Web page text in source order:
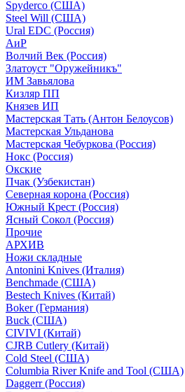
Spyderco (США)
Steel Will (США)
Ural EDC (Россия)
АиР
Волчий Век (Россия)
Златоуст "Оружейникъ"
ИМ Завьялова
Кизляр ПП
Князев ИП
Мастерская Тать (Антон Белоусов)
Мастерская Ульданова
Мастерская Чебуркова (Россия)
Нокс (Россия)
Окские
Пчак (Узбекистан)
Северная корона (Россия)
Южный Крест (Россия)
Ясный Сокол (Россия)
Прочие
АРХИВ
Ножи складные
Antonini Knives (Италия)
Benchmade (США)
Bestech Knives (Китай)
Boker (Германия)
Buck (США)
CIVIVI (Китай)
CJRB Cutlery (Китай)
Cold Steel (США)
Columbia River Knife and Tool (США)
Daggerr (Россия)